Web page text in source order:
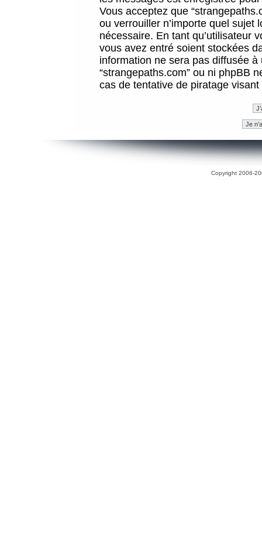
Vous acceptez que
ou verrouiller n’importe quel sujet
nécessaire. En tant qu’utilisateur
vous avez entré soient stockées
information ne sera pas diffusée
“strangepaths.com” ou ni phpBB
cas de tentative de piratage
Copyright 2006-